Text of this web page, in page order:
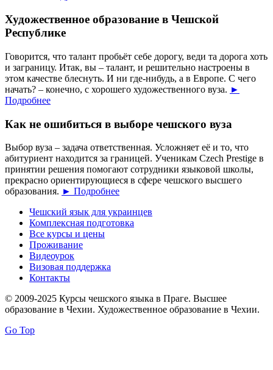
Художественное образование в Чешской
Республике
Говорится, что талант пробьёт себе дорогу, веди та дорога хоть
и заграницу. Итак, вы – талант, и решительно настроены в
этом качестве блеснуть. И ни где-нибудь, а в Европе. С чего
начать? – конечно, с хорошего художественного вуза. ►
Подробнее
Как не ошибиться в выборе чешского вуза
Выбор вуза – задача ответственная. Усложняет её и то, что
абитуриент находится за границей. Ученикам Czech Prestige в
принятии решения помогают сотрудники языковой школы,
прекрасно ориентирующиеся в сфере чешского высшего
образования. ► Подробнее
Чешский язык для украинцев
Комплексная подготовка
Все курсы и цены
Проживание
Видеоурок
Визовая поддержка
Контакты
© 2009-2025 Курсы чешского языка в Праге. Высшее
образование в Чехии. Художественное образование в Чехии.
Go Top